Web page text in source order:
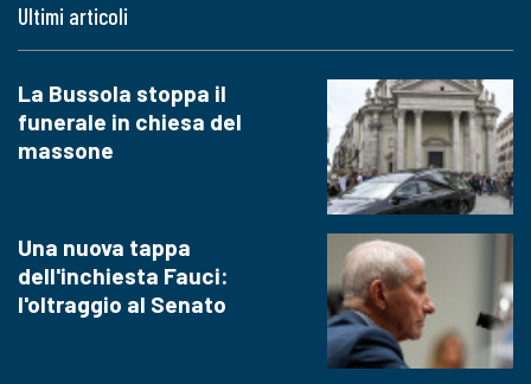
Ultimi articoli
La Bussola stoppa il
funerale in chiesa del
massone
Una nuova tappa
dell'inchiesta Fauci:
l'oltraggio al Senato